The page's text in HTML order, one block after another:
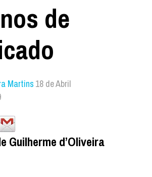
de
Martins 18 de Abril
Guilherme d’Oliveira